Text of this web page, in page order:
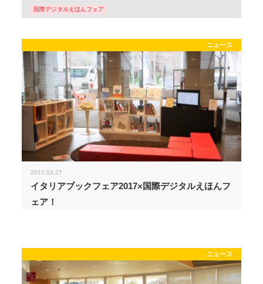
国際デジタルえほんフェア
ニュース
2017.03.27
イタリアブックフェア2017×国際デジタルえほんフ
ェア！
ニュース